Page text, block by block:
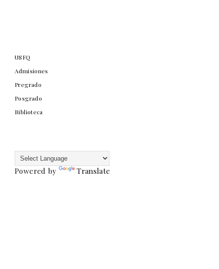
USFQ
Admisiones
Pregrado
Posgrado
Biblioteca
Powered by Translate